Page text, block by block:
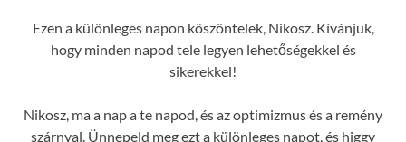
Ezen a különleges napon köszöntelek, Nikosz. Kívánjuk,
hogy minden napod tele legyen lehetőségekkel és
sikerekkel!
Nikosz, ma a nap a te napod, és az optimizmus és a remény
szárnyal. Ünnepeld meg ezt a különleges napot, és higgy